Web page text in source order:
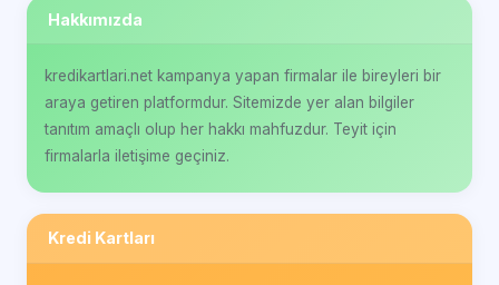
Hakkımızda
kredikartlari.net kampanya yapan firmalar ile bireyleri bir
araya getiren platformdur. Sitemizde yer alan bilgiler
tanıtım amaçlı olup her hakkı mahfuzdur. Teyit için
firmalarla iletişime geçiniz.
Kredi Kartları